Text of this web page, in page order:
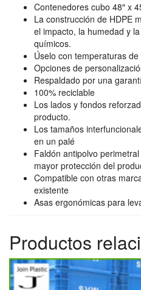
Contenedores cubo 48″ x
La construcción de HDPE
el impacto, la humedad y
químicos.
Úselo con temperaturas de
Opciones de
Respaldado por una
100% reciclable
Los lados y fondos
producto.
Los tamaños
en un palé
Faldón antipolvo
mayor protección del
Compatible con otras
existente
Asas ergonómicas para
Productos